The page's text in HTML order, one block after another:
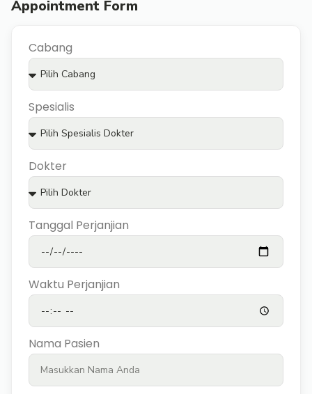
Appointment Form
Cabang
Spesialis
Dokter
Tanggal Perjanjian
Waktu Perjanjian
Nama Pasien